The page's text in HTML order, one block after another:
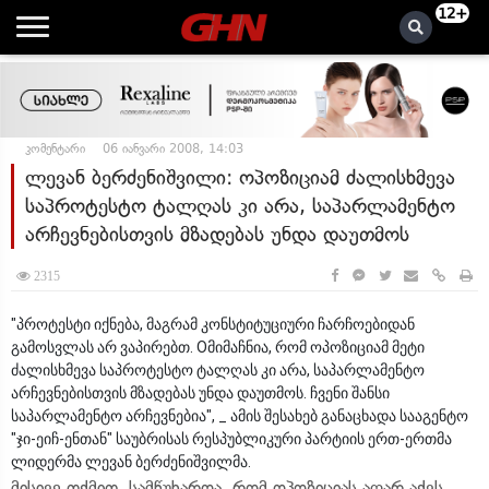
12+
კომენტარი 06 იანვარი 2008, 14:03
ლევან ბერძენიშვილი: ოპოზიციამ ძალისხმევა
საპროტესტო ტალღას კი არა, საპარლამენტო
არჩევნებისთვის მზადებას უნდა დაუთმოს
2315
"პროტესტი იქნება, მაგრამ კონსტიტუციური ჩარჩოებიდან
გამოსვლას არ ვაპირებთ. Oმიმაჩნია, რომ ოპოზიციამ მეტი
ძალისხმევა საპროტესტო ტალღას კი არა, საპარლამენტო
არჩევნებისთვის მზადებას უნდა დაუთმოს. ჩვენი შანსი
საპარლამენტო არჩევნებია", _ ამის შესახებ განაცხადა სააგენტო
"ჯი-ეიჩ-ენთან" საუბრისას რესპუბლიკური პარტიის ერთ-ერთმა
ლიდერმა ლევან ბერძენიშვილმა.